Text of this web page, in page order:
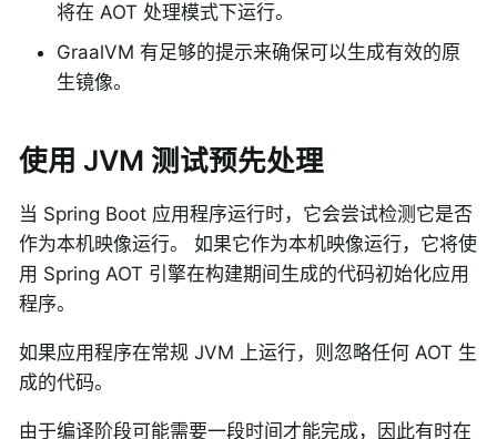
将在 AOT 处理模式下运行。
GraalVM 有足够的提示来确保可以生成有效的原
生镜像。
使用 JVM 测试预先处理
当 Spring Boot 应用程序运行时，它会尝试检测它是否
作为本机映像运行。 如果它作为本机映像运行，它将使
用 Spring AOT 引擎在构建期间生成的代码初始化应用
程序。
如果应用程序在常规 JVM 上运行，则忽略任何 AOT 生
成的代码。
由于编译阶段可能需要一段时间才能完成，因此有时在